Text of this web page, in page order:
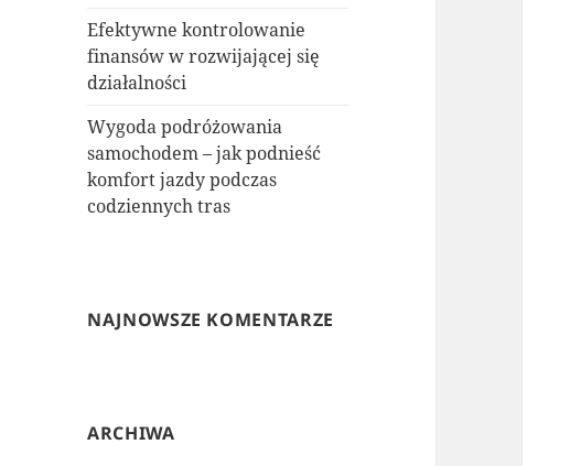
Efektywne kontrolowanie
finansów w rozwijającej się
działalności
Wygoda podróżowania
samochodem – jak podnieść
komfort jazdy podczas
codziennych tras
NAJNOWSZE KOMENTARZE
ARCHIWA